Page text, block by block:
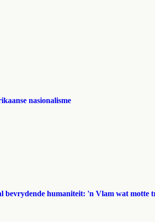
nasionalisme
bevrydende humaniteit: 'n Vlam wat motte